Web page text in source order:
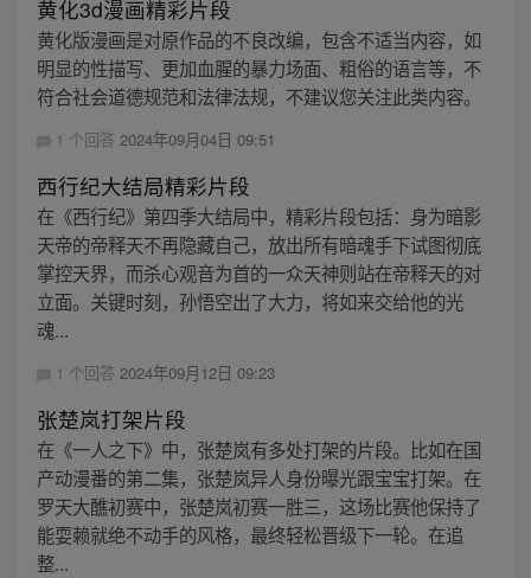
黄化3d漫画精彩片段
黄化版漫画是对原作品的不良改编，包含不适当内容，如
明显的性描写、更加血腥的暴力场面、粗俗的语言等，不
符合社会道德规范和法律法规，不建议您关注此类内容。
1 个回答 2024年09月04日 09:51
西行纪大结局精彩片段
在《西行纪》第四季大结局中，精彩片段包括：身为暗影
天帝的帝释天不再隐藏自己，放出所有暗魂手下试图彻底
掌控天界，而杀心观音为首的一众天神则站在帝释天的对
立面。关键时刻，孙悟空出了大力，将如来交给他的光
魂...
1 个回答 2024年09月12日 09:23
张楚岚打架片段
在《一人之下》中，张楚岚有多处打架的片段。比如在国
产动漫番的第二集，张楚岚异人身份曝光跟宝宝打架。在
罗天大醮初赛中，张楚岚初赛一胜三，这场比赛他保持了
能耍赖就绝不动手的风格，最终轻松晋级下一轮。在追
整...